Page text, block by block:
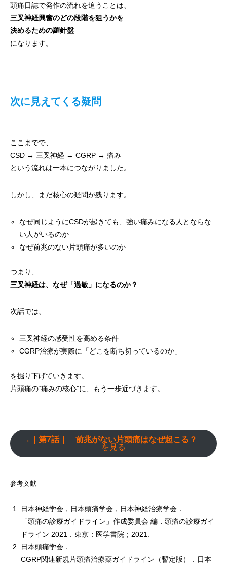
頭痛日誌で発作の流れを追うことは、
三叉神経興奮のどの段階を狙うかを
決めるための羅針盤
になります。
次に見えてくる疑問
ここまでで、
CSD → 三叉神経 → CGRP → 痛み
という流れは一本につながりました。
しかし、まだ核心の疑問が残ります。
なぜ同じようにCSDが起きても、強い痛みになる人とならな
い人がいるのか
なぜ前兆のない片頭痛が多いのか
つまり、
三叉神経は、なぜ「過敏」になるのか？
次話では、
三叉神経の感受性を高める条件
CGRP治療が実際に「どこを断ち切っているのか」
を掘り下げていきます。
片頭痛の“痛みの核心”に、もう一歩近づきます。
→｜第7話｜ 前兆がない片頭痛はなぜ起こる？
を見る
参考文献
日本神経学会，日本頭痛学会，日本神経治療学会．
「頭痛の診療ガイドライン」作成委員会 編．頭痛の診療ガイ
ドライン 2021．東京：医学書院；2021.
日本頭痛学会．
CGRP関連新規片頭痛治療薬ガイドライン（暫定版）．日本